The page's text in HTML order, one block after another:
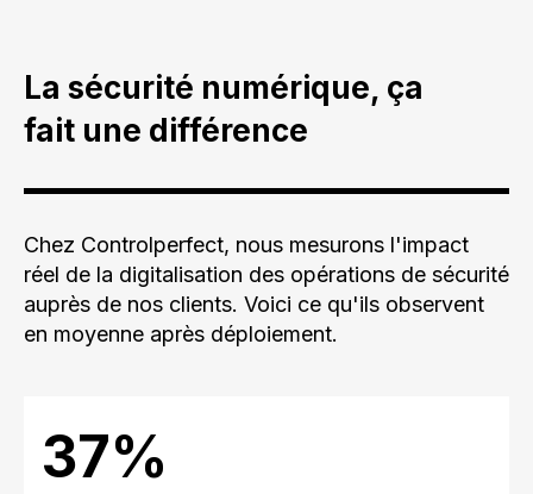
La sécurité numérique, ça
fait une différence
Chez Controlperfect, nous mesurons l'impact
réel de la digitalisation des opérations de sécurité
auprès de nos clients. Voici ce qu'ils observent
en moyenne après déploiement.
40%